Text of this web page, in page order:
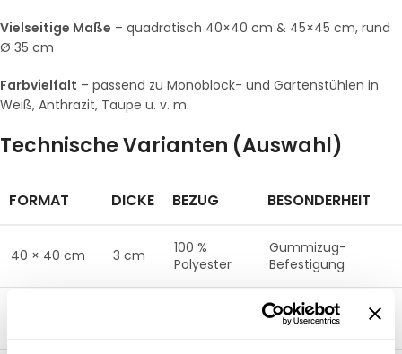
Vielseitige Maße – quadratisch 40×40 cm & 45×45 cm, rund
Ø 35 cm
Farbvielfalt – passend zu Monoblock- und Gartenstühlen in
Weiß, Anthrazit, Taupe u. v. m.
Technische Varianten (Auswahl)
FORMAT DICKE BEZUG BESONDERHEIT
40 × 40 cm 3 cm
100 %
Polyester
Gummizug-
Befestigung
Kordelband pro
Seite